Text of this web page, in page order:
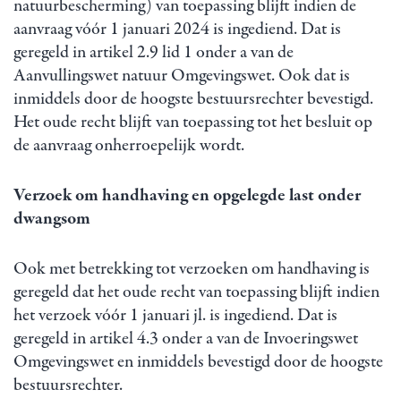
natuurbescherming) van toepassing blijft indien de
aanvraag vóór 1 januari 2024 is ingediend. Dat is
geregeld in artikel 2.9 lid 1 onder a van de
Aanvullingswet natuur Omgevingswet. Ook dat is
inmiddels door de hoogste bestuursrechter bevestigd.
Het oude recht blijft van toepassing tot het besluit op
de aanvraag onherroepelijk wordt.
Verzoek om handhaving en opgelegde last onder
dwangsom
Ook met betrekking tot verzoeken om handhaving is
geregeld dat het oude recht van toepassing blijft indien
het verzoek vóór 1 januari jl. is ingediend. Dat is
geregeld in artikel 4.3 onder a van de Invoeringswet
Omgevingswet en inmiddels bevestigd door de hoogste
bestuursrechter.